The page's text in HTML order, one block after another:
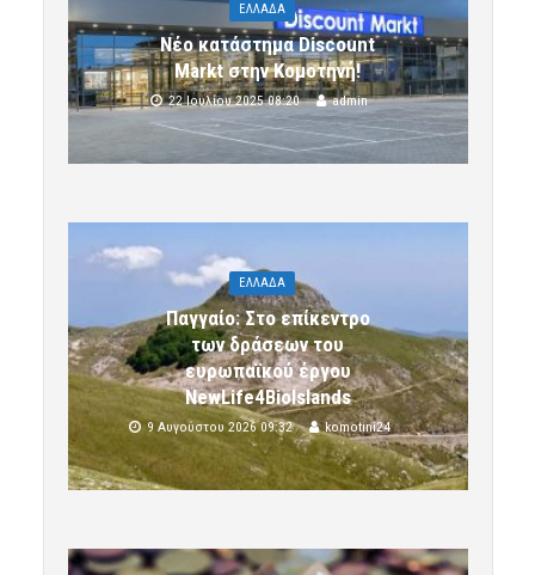
ΕΛΛΑΔΑ
Νέο κατάστημα Discount
Markt στην Κομοτηνή!
22 Ιουλίου 2025 08:20 admin
ΕΛΛΑΔΑ
Παγγαίο: Στο επίκεντρο
των δράσεων του
ευρωπαϊκού έργου
NewLife4BioIslands
9 Αυγούστου 2026 09:32 komotini24